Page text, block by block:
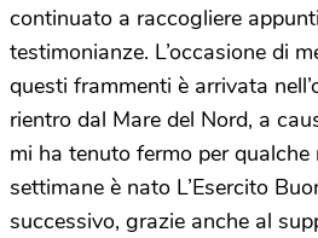
continuato a raccogliere
testimonianze. L’occasione di
questi frammenti è arrivata
rientro dal Mare del Nord, a
mi ha tenuto fermo per qualche
settimane è nato L’Esercito
successivo, grazie anche al